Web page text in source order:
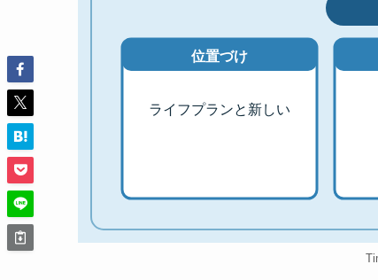
位置づけ
ライフプランと新しい